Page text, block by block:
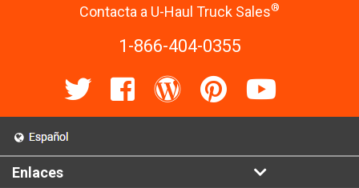
Contacta a U-Haul Truck Sales®
1-866-404-0355
Enlaces